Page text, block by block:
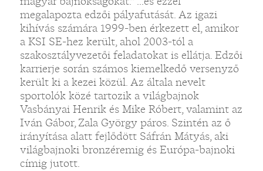
megalapozta edzői pályafutását. Az igazi
kihívás számára 1999-ben érkezett el, amikor
a KSI SE-hez került, ahol 2003-tól a
szakosztályvezetői feladatokat is ellátja. Edzői
karrierje során számos kiemelkedő versenyző
került ki a kezei közül. Az általa nevelt
sportolók közé tartozik a világbajnok
Vasbányai Henrik és Mike Róbert, valamint az
Iván Gábor, Zala György páros. Szintén az ő
irányítása alatt fejlődött Sáfrán Mátyás, aki
világbajnoki bronzéremig és Európa-bajnoki
címig jutott.